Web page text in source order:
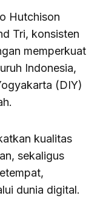
Hutchison
Tri, konsisten
memperkuat
Indonesia,
(DIY)
kualitas
sekaligus
dunia digital.